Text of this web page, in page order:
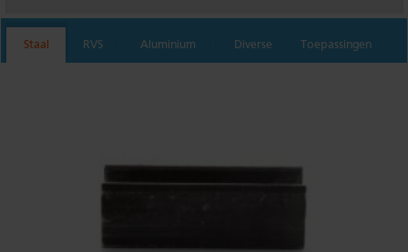
Staal RVS Aluminium Diverse Toepassingen